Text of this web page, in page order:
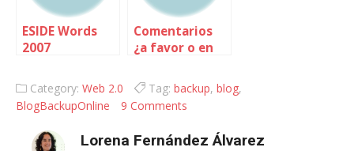
ESIDE Words
2007
Comentarios
¿a favor o en
Category: Web 2.0 Tag: backup, blog,
BlogBackupOnline
9 Comments
Lorena Fernández Álvarez